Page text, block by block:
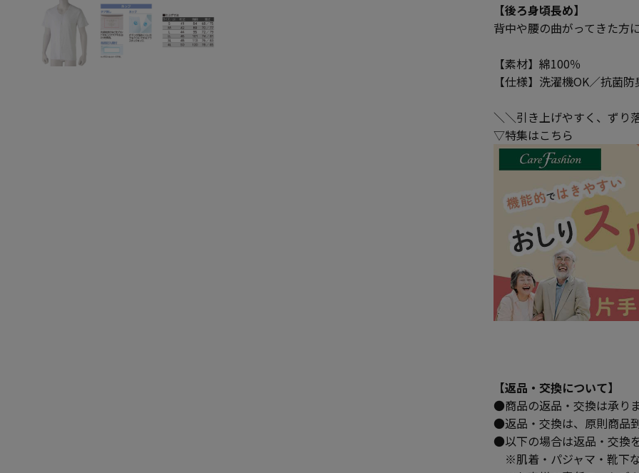
【後ろ身頃長め】
背中や腰の曲がってきた方
【素材】綿100％
【仕様】洗濯機OK／抗菌
＼＼引き上げやすく、ずり
▽特集はこちら
【返品・交換について】
●商品の返品・交換は承り
●返品・交換は、原則商品
●以下の場合は返品・交換
※肌着・パジャマ・靴下